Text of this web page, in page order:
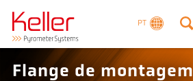
PT
Flange de